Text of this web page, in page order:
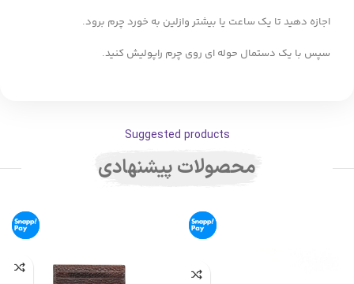
اجازه دهید تا یک ساعت یا بیشتر وازلین به خورد چرم برود.
سپس با یک دستمال حوله ای روی چرم راپولیش کنید.
Suggested products
محصولات پیشنهادی